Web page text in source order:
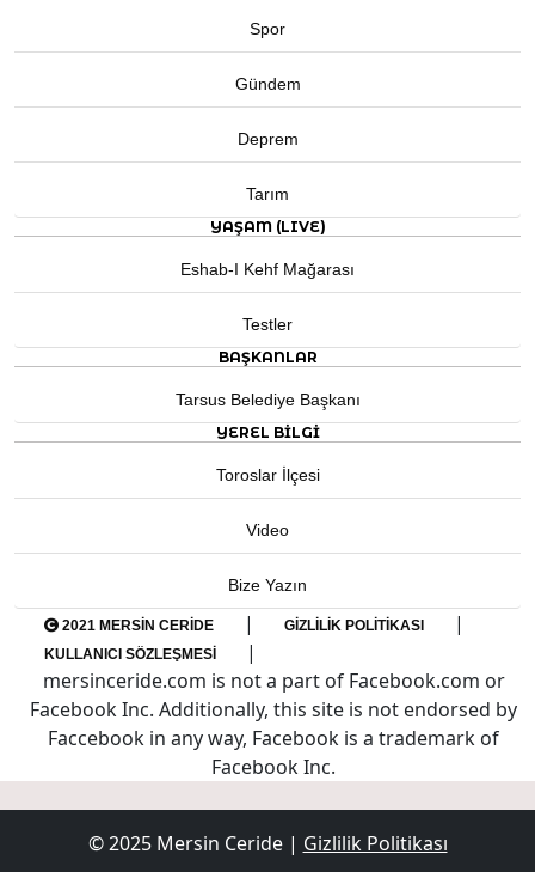
Spor
Gündem
Deprem
Tarım
YAŞAM (LIVE)
Eshab-I Kehf Mağarası
Testler
BAŞKANLAR
Tarsus Belediye Başkanı
YEREL BILGI
Toroslar İlçesi
Video
Bize Yazın
2021 MERSIN CERIDE | GIZLILIK POLITIKASI |
KULLANICI SÖZLEŞMESI
|
mersinceride.com is not a part of Facebook.com or
Facebook Inc. Additionally, this site is not endorsed by
Faccebook in any way, Facebook is a trademark of
Facebook Inc.
© 2025 Mersin Ceride | Gizlilik Politikası